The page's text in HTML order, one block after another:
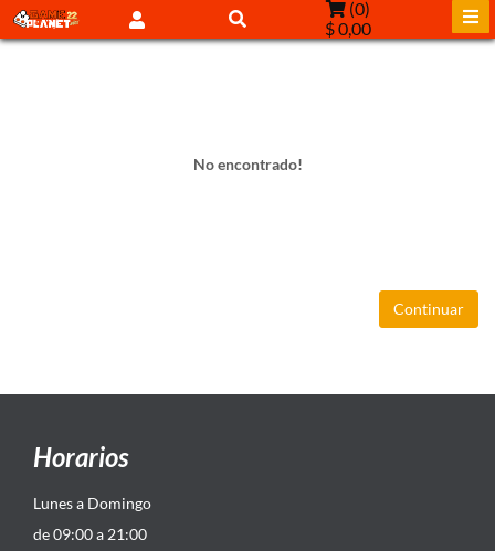
(0)
$ 0,00
No encontrado!
Continuar
Horarios
Lunes a Domingo
de 09:00 a 21:00